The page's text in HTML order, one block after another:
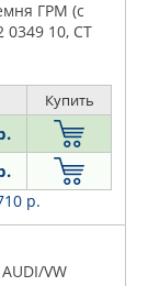
ГРМ (с
0349 10, CT
Купить
р.
VW